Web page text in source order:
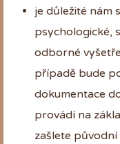
je důležité nám
psychologické,
odborné
případě bude
dokumentace
provádí na
zašlete